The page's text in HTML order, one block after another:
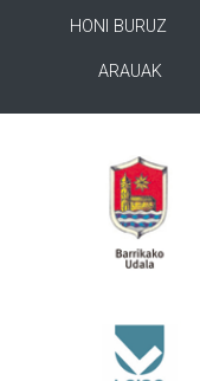
HONI BURUZ
ARAUAK